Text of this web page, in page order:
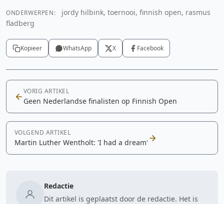
ONDERWERPEN:
jordy hilbink, toernooi, finnish open, rasmus
fladberg
Kopieer WhatsApp X Facebook
VORIG ARTIKEL
Geen Nederlandse finalisten op Finnish Open
VOLGEND ARTIKEL
Martin Luther Wentholt: 'I had a dream'
Redactie
Dit artikel is geplaatst door de redactie. Het is